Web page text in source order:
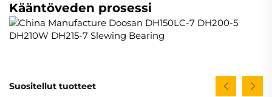
Kääntöveden prosessi
Suositellut tuotteet